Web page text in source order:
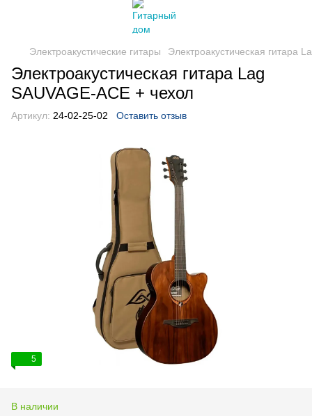
Электроакустические гитары Электроакустическая гитара
Электроакустическая гитара Lag
SAUVAGE-ACE + чехол
Артикул: 24-02-25-02 Оставить отзыв
5
В наличии